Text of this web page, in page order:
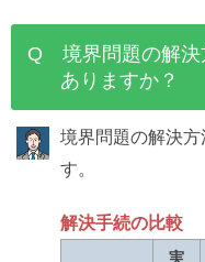
Q 境界問題の解決
ありますか？
境界問題の解決
す。
解決手続の比較
実